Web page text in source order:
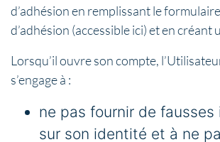
d’adhésion en remplissant le
d’adhésion (accessible ici) et en créant
Lorsqu’il ouvre son compte,
s’engage à :
ne pas fournir de fausses
sur son identité et à ne